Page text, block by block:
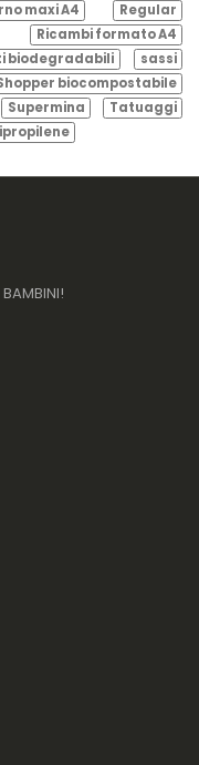
maxi A4
Regular
Ricambi formato A4
biodegradabili
sassi
biocompostabile
Supermina
Tatuaggi
BAMBINI!